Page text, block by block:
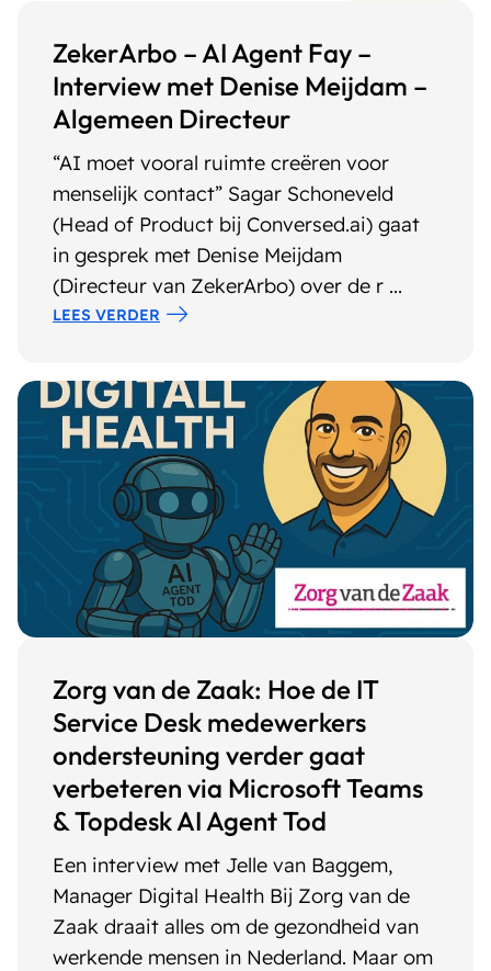
ZekerArbo – AI Agent Fay –
Interview met Denise Meijdam –
Algemeen Directeur
“AI moet vooral ruimte creëren voor
menselijk contact” Sagar Schoneveld
(Head of Product bij Conversed.ai) gaat
in gesprek met Denise Meijdam
(Directeur van ZekerArbo) over de r ...
LEES VERDER
Zorg van de Zaak: Hoe de IT
Service Desk medewerkers
ondersteuning verder gaat
verbeteren via Microsoft Teams
& Topdesk AI Agent Tod
Een interview met Jelle van Baggem,
Manager Digital Health Bij Zorg van de
Zaak draait alles om de gezondheid van
werkende mensen in Nederland. Maar om